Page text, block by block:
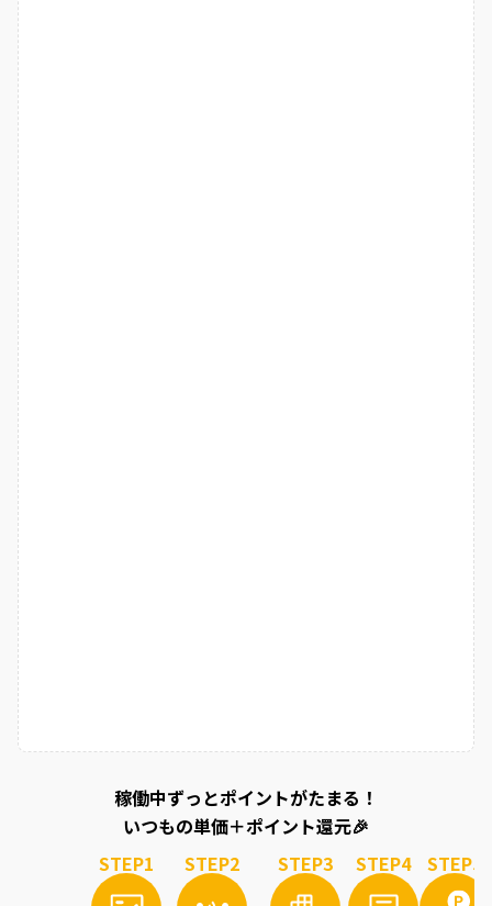
稼働中ずっとポイントがたまる！
いつもの単価＋ポイント還元🎉
STEP1 STEP2 STEP3 STEP4 STEP5